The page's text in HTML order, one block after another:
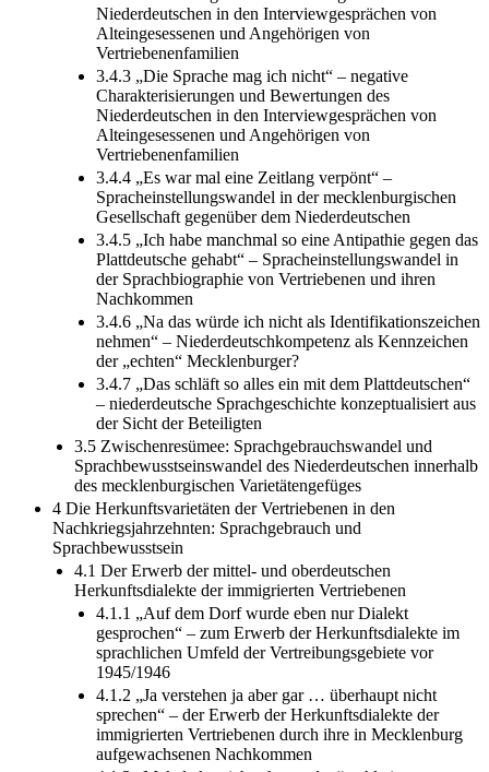
Niederdeutschen in den Interviewgesprächen von
Alteingesessenen und Angehörigen von
Vertriebenenfamilien
3.4.3 „Die Sprache mag ich nicht“ – negative
Charakterisierungen und Bewertungen des
Niederdeutschen in den Interviewgesprächen von
Alteingesessenen und Angehörigen von
Vertriebenenfamilien
3.4.4 „Es war mal eine Zeitlang verpönt“ –
Spracheinstellungswandel in der mecklenburgischen
Gesellschaft gegenüber dem Niederdeutschen
3.4.5 „Ich habe manchmal so eine Antipathie gegen das
Plattdeutsche gehabt“ – Spracheinstellungswandel in
der Sprachbiographie von Vertriebenen und ihren
Nachkommen
3.4.6 „Na das würde ich nicht als Identifikationszeichen
nehmen“ – Niederdeutschkompetenz als Kennzeichen
der „echten“ Mecklenburger?
3.4.7 „Das schläft so alles ein mit dem Plattdeutschen“
– niederdeutsche Sprachgeschichte konzeptualisiert aus
der Sicht der Beteiligten
3.5 Zwischenresümee: Sprachgebrauchswandel und
Sprachbewusstseinswandel des Niederdeutschen innerhalb
des mecklenburgischen Varietätengefüges
4 Die Herkunftsvarietäten der Vertriebenen in den
Nachkriegsjahrzehnten: Sprachgebrauch und
Sprachbewusstsein
4.1 Der Erwerb der mittel- und oberdeutschen
Herkunftsdialekte der immigrierten Vertriebenen
4.1.1 „Auf dem Dorf wurde eben nur Dialekt
gesprochen“ – zum Erwerb der Herkunftsdialekte im
sprachlichen Umfeld der Vertreibungsgebiete vor
1945/1946
4.1.2 „Ja verstehen ja aber gar … überhaupt nicht
sprechen“ – der Erwerb der Herkunftsdialekte der
immigrierten Vertriebenen durch ihre in Mecklenburg
aufgewachsenen Nachkommen